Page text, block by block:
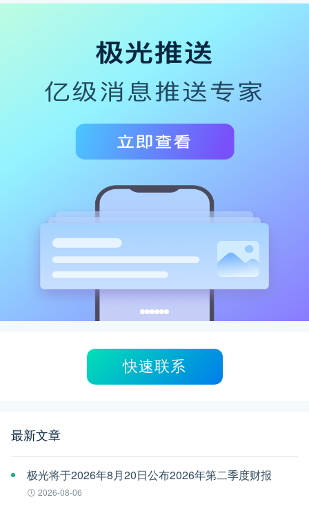
快速联系
最新文章
极光将于2026年8月20日公布2026年第二季度财报
2026-08-06